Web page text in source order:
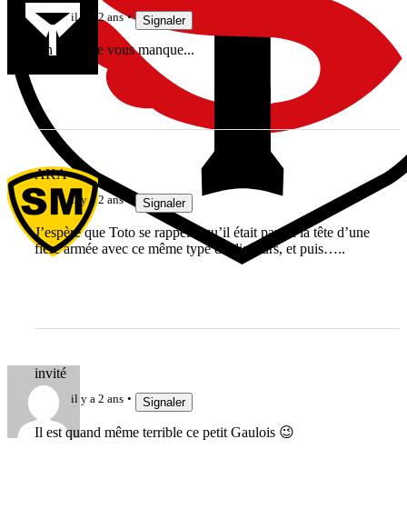
il y a 2 ans Signaler
Un seul être vous manque...
AKA
il y a 2 ans Signaler
J’espère que Toto se rappelle qu’il était parti à la tête d’une
fière armée avec ce même type de discours, et puis…..
invité
il y a 2 ans Signaler
Il est quand même terrible ce petit Gaulois 😉